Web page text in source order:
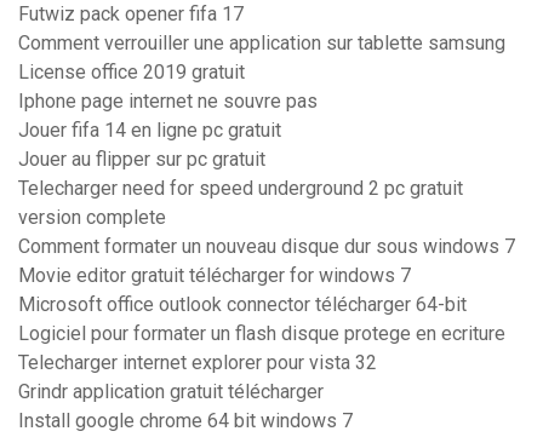
Futwiz pack opener fifa 17
Comment verrouiller une application sur tablette samsung
License office 2019 gratuit
Iphone page internet ne souvre pas
Jouer fifa 14 en ligne pc gratuit
Jouer au flipper sur pc gratuit
Telecharger need for speed underground 2 pc gratuit
version complete
Comment formater un nouveau disque dur sous windows 7
Movie editor gratuit télécharger for windows 7
Microsoft office outlook connector télécharger 64-bit
Logiciel pour formater un flash disque protege en ecriture
Telecharger internet explorer pour vista 32
Grindr application gratuit télécharger
Install google chrome 64 bit windows 7